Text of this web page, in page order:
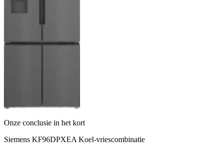
Onze conclusie in het kort
Siemens KF96DPXEA Koel-vriescombinatie